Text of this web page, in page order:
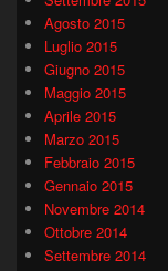
Agosto 2015
Luglio 2015
Giugno 2015
Maggio 2015
Aprile 2015
Marzo 2015
Febbraio 2015
Gennaio 2015
Novembre 2014
Ottobre 2014
Settembre 2014